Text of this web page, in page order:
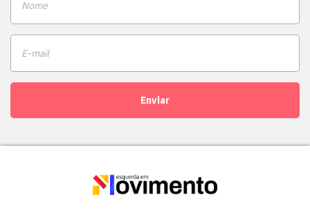
Enviar